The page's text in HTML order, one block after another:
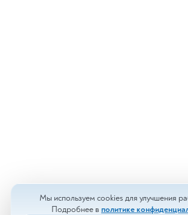
Мы используем cookies для улучшения
Подробнее в политике